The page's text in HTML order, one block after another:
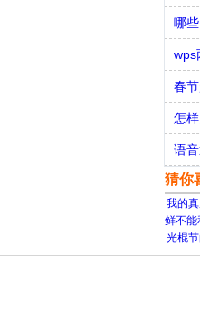
哪
wps
春
怎
语
猜你
我的
鲜不能
光棍